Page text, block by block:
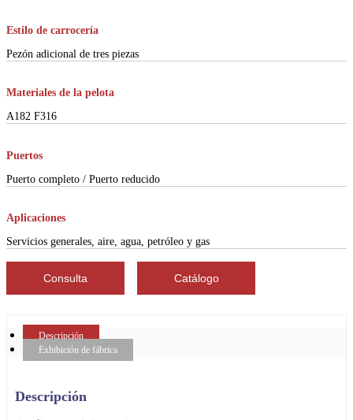
Estilo de carrocería
Pezón adicional de tres piezas
Materiales de la pelota
A182 F316
Puertos
Puerto completo / Puerto reducido
Aplicaciones
Servicios generales, aire, agua, petróleo y gas
Consulta Catálogo
Descripción
Exhibición de fábrica
Descripción